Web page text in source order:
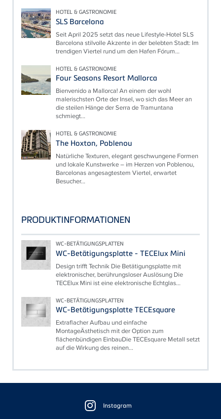
HOTEL & GASTRONOMIE
SLS Barcelona
Seit April 2025 setzt das neue Lifestyle-Hotel SLS
Barcelona stilvolle Akzente in der belebten Stadt: Im
trendigen Viertel rund um den Hafen Fórum...
HOTEL & GASTRONOMIE
Four Seasons Resort Mallorca
Bienvenido a Mallorca! An einem der wohl
malerischsten Orte der Insel, wo sich das Meer an
die steilen Hänge der Serra de Tramuntana
schmiegt...
HOTEL & GASTRONOMIE
The Hoxton, Poblenou
Natürliche Texturen, elegant geschwungene Formen
und lokale Kunstwerke – im Herzen von Poblenou,
Barcelonas angesagtestem Viertel, erwartet
Besucher...
PRODUKTINFORMATIONEN
WC-BETÄTIGUNGSPLATTEN
WC-Betätigungsplatte - TECElux Mini
Design trifft Technik Die Betätigungsplatte mit
elektronischer, berührungsloser Auslösung Die
TECElux Mini ist eine elektronische Echtglas...
WC-BETÄTIGUNGSPLATTEN
WC-Betätigungsplatte TECEsquare
Extraflacher Aufbau und einfache
MontageÄsthetisch mit der Option zum
flächenbündigen EinbauDie TECEsquare Metall setzt
auf die Wirkung des reinen...
Instagram